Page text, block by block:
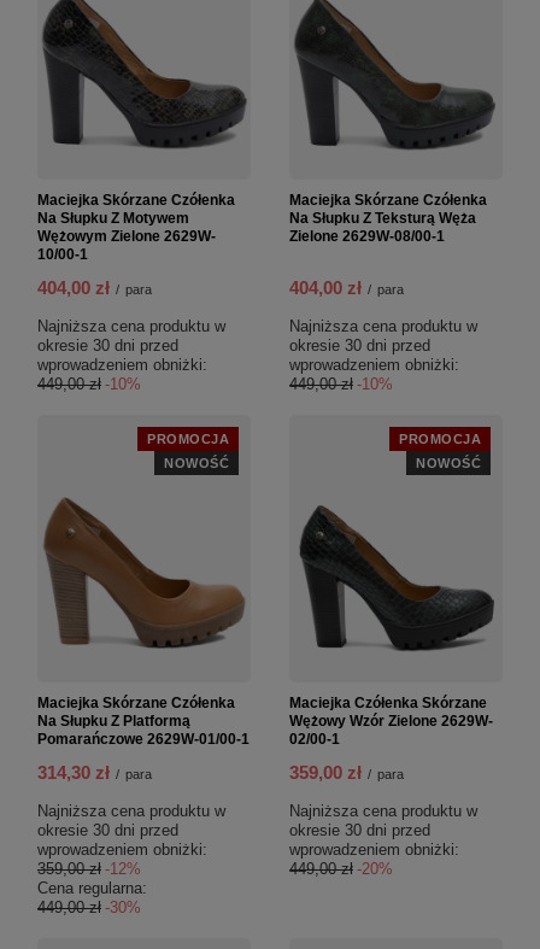
Maciejka Skórzane Czółenka
Na Słupku Z Motywem
Wężowym Zielone 2629W-
10/00-1
404,00 zł / para
Najniższa cena produktu w
okresie 30 dni przed
wprowadzeniem obniżki:
449,00 zł -10%
Maciejka Skórzane Czółenka
Na Słupku Z Teksturą Węża
Zielone 2629W-08/00-1
404,00 zł / para
Najniższa cena produktu w
okresie 30 dni przed
wprowadzeniem obniżki:
449,00 zł -10%
PROMOCJA
NOWOŚĆ
Maciejka Skórzane Czółenka
Na Słupku Z Platformą
Pomarańczowe 2629W-01/00-1
314,30 zł / para
Najniższa cena produktu w
okresie 30 dni przed
wprowadzeniem obniżki:
359,00 zł -12%
Cena regularna:
449,00 zł -30%
PROMOCJA
NOWOŚĆ
Maciejka Czółenka Skórzane
Wężowy Wzór Zielone 2629W-
02/00-1
359,00 zł / para
Najniższa cena produktu w
okresie 30 dni przed
wprowadzeniem obniżki:
449,00 zł -20%